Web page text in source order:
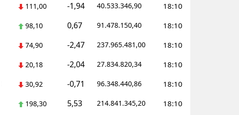
111,00 -1,94 40.533.346,90 18:10
98,10 0,67 91.478.150,40 18:10
74,90 -2,47 237.965.481,00 18:10
20,18 -2,04 27.834.820,34 18:10
30,92 -0,71 96.348.440,86 18:10
198,30 5,53 214.841.345,20 18:10